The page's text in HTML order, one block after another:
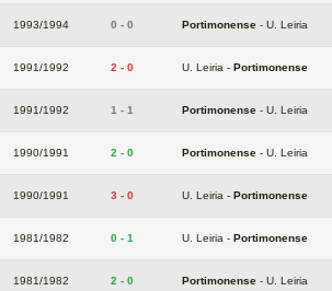
1993/1994 0 - 0 Portimonense - U. Leiria
1991/1992 2 - 0 U. Leiria - Portimonense
1991/1992 1 - 1 Portimonense - U. Leiria
1990/1991 2 - 0 Portimonense - U. Leiria
1990/1991 3 - 0 U. Leiria - Portimonense
1981/1982 0 - 1 U. Leiria - Portimonense
1981/1982 2 - 0 Portimonense - U. Leiria